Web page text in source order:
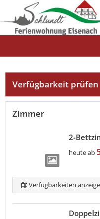
Verfügbarkeit prüfen
Zimmer
2-
heute ab
Verfügbarkeiten